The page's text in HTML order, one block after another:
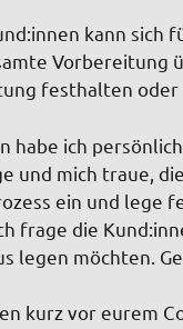
kann sich
Vorbereitung
festhalten
habe ich
und mich traue,
ein und lege
frage die
legen möchten.
kurz vor eurem